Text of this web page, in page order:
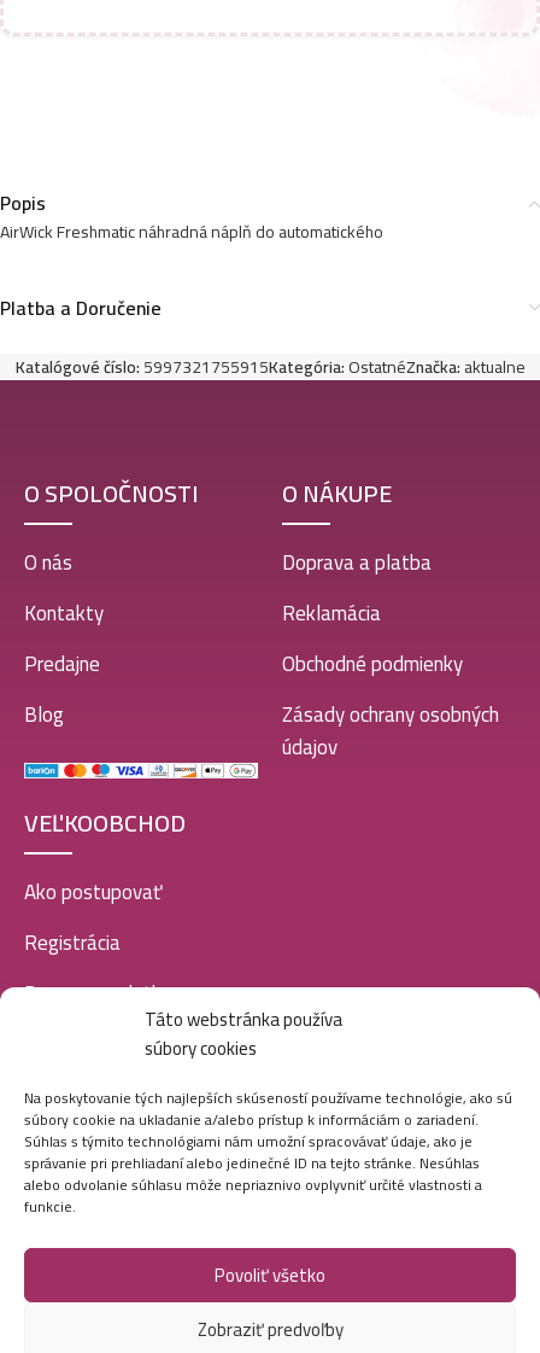
Táto webstránka používa
súbory cookies
Na poskytovanie tých najlepších skúseností používame technológie, ako sú
súbory cookie na ukladanie a/alebo prístup k informáciám o zariadení.
Súhlas s týmito technológiami nám umožní spracovávať údaje, ako je
správanie pri prehliadaní alebo jedinečné ID na tejto stránke. Nesúhlas
alebo odvolanie súhlasu môže nepriaznivo ovplyvniť určité vlastnosti a
funkcie.
Povoliť všetko
Zobraziť predvoľby
Popis
AirWick Freshmatic náhradná náplň do automatického
Platba a Doručenie
Katalógové číslo:5997321755915Kategória:OstatnéZnačka:aktualne
O SPOLOČNOSTI
O nás
Kontakty
Predajne
Blog
O NÁKUPE
Doprava a platba
Reklamácia
Obchodné podmienky
Zásady ochrany osobných
údajov
VEĽKOOBCHOD
Ako postupovať
Registrácia
Doprava a platba
SOCIÁLNE SIETE
Marei.sk - Všetky práva vyhradené - 2026
Vytvorila digitálna agentúraAmetica.